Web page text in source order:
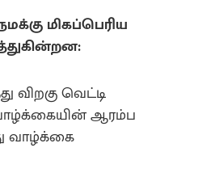
மிகப்பெரிய
விறகு வெட்டி
ஆரம்ப
வாழ்க்கை